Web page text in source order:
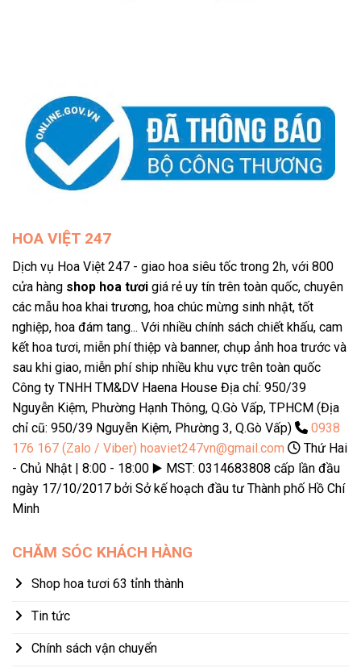
HOA VIỆT 247
Dịch vụ Hoa Việt 247 - giao hoa siêu tốc trong 2h, với 800
cửa hàng shop hoa tươi giá rẻ uy tín trên toàn quốc, chuyên
các mẫu hoa khai trương, hoa chúc mừng sinh nhật, tốt
nghiệp, hoa đám tang... Với nhiều chính sách chiết khấu, cam
kết hoa tươi, miễn phí thiệp và banner, chụp ảnh hoa trước và
sau khi giao, miễn phí ship nhiều khu vực trên toàn quốc
Công ty TNHH TM&DV Haena House Địa chỉ: 950/39
Nguyễn Kiệm, Phường Hạnh Thông, Q.Gò Vấp, TPHCM (Địa
chỉ cũ: 950/39 Nguyễn Kiệm, Phường 3, Q.Gò Vấp)
0938
176 167 (Zalo / Viber) hoaviet247vn@gmail.com
Thứ Hai
- Chủ Nhật | 8:00 - 18:00 ▶️ MST: 0314683808 cấp lần đầu
ngày 17/10/2017 bởi Sở kế hoạch đầu tư Thành phố Hồ Chí
Minh
CHĂM SÓC KHÁCH HÀNG
Shop hoa tươi 63 tỉnh thành
Tin tức
Chính sách vận chuyển